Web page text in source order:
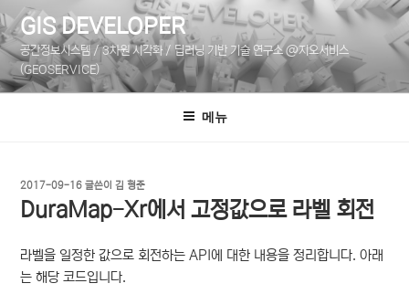
텐
츠
로
바
GIS DEVELOPER
공간정보시스템 / 3차원 시각화 / 딥러닝 기반 기술 연구소 @지오서비스
(GEOSERVICE)
메뉴
작
성
일
2017-09-16 글쓴이김 형준
DuraMap-Xr에서 고정값으로 라벨 회전
라벨을 일정한 값으로 회전하는 API에 대한 내용을 정리합니다. 아래
는 해당 코드입니다.